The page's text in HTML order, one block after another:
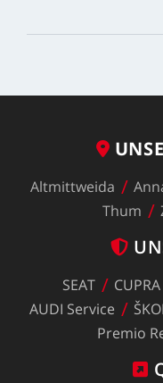
Altmittweida
Thum
SEAT CUPRA
AUDI Service
Premio